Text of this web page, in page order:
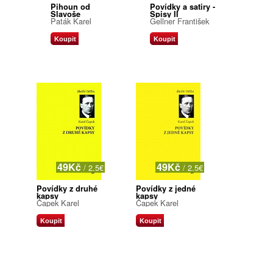
Pihoun od
Slavoše
Paták Karel
Koupit
Povídky a satiry -
Spisy II
Gellner František
Koupit
49Kč / 2.5€
Povídky z druhé
kapsy
Čapek Karel
Koupit
49Kč / 2.5€
Povídky z jedné
kapsy
Čapek Karel
Koupit